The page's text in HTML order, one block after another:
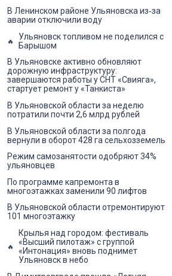
В Ленинском районе Ульяновска из‑за
аварии отключили воду
Ульяновск топливом не поделился с
Барышом
В Ульяновске активно обновляют
дорожную инфраструктуру:
завершаются работы у СНТ «Свияга»,
стартует ремонт у «Танкиста»
В Ульяновской области за неделю
потратили почти 2,6 млрд рублей
В Ульяновской области за полгода
вернули в оборот 428 га сельхозземель
Режим самозанятости одобряют 34%
ульяновцев
По программе капремонта в
многоэтажках заменили 90 лифтов
В Ульяновской области отремонтируют
101 многоэтажку
Крылья над городом: фестиваль
«Высший пилотаж» с группой
«Интонация» вновь поднимет
Ульяновск в небо